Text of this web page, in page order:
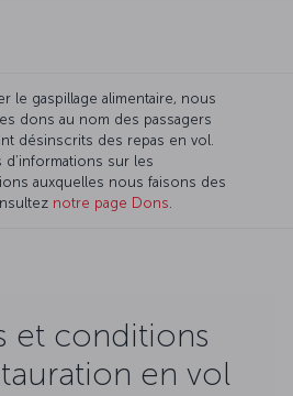
le gaspillage alimentaire, nous
dons au nom des passagers
désinscrits des repas en vol.
d’informations sur les
auxquelles nous faisons des
notre page Dons.
et conditions
en vol